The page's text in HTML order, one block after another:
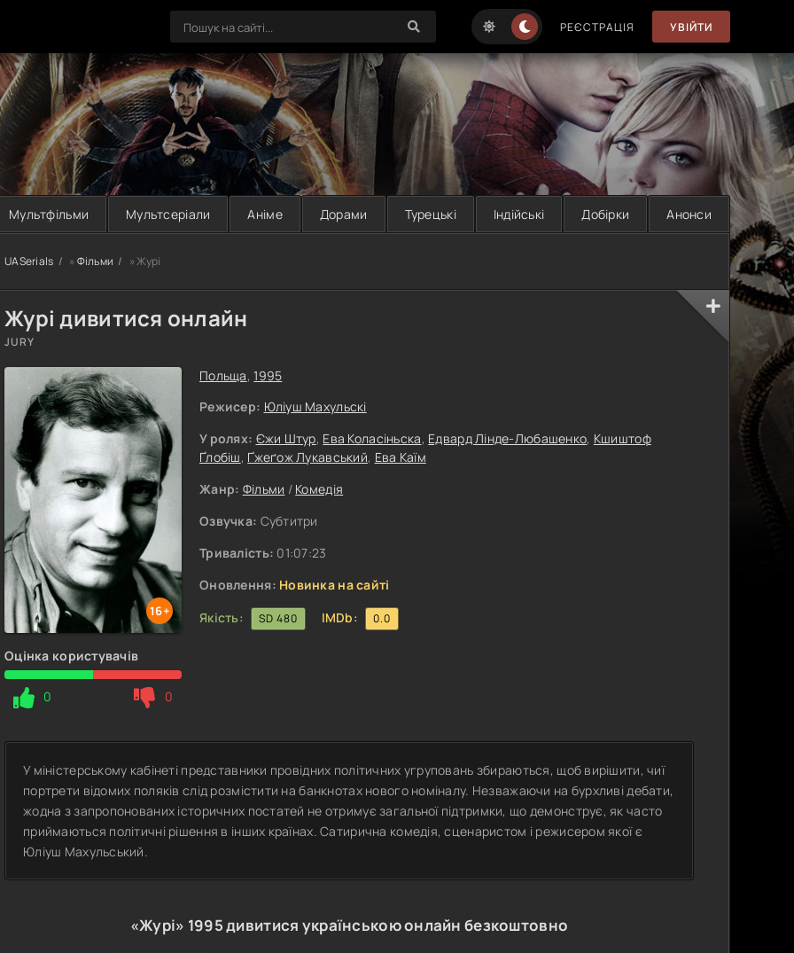
РЕЄСТРАЦІЯ УВІЙТИ
Мультфільми Мультсеріали Аніме Дорами Турецькі Індійські Добірки Анонси
UASerials » Фільми » Журі
Журі дивитися онлайн
JURY
16+
Оцінка користувачів
0 0
Польща,1995
Режисер: Юліуш Махульскі
У ролях: Єжи Штур, Ева Коласіньска, Едвард Лінде-Любашенко, Кшиштоф
Ґлобіш, Ґжеґож Лукавський, Ева Каїм
Жанр: Фільми / Комедія
Озвучка: Субтитри
Тривалість: 01:07:23
Оновлення: Новинка на сайті
Якість:
SD 480 IMDb: 0.0
У міністерському кабінеті представники провідних політичних угруповань збираються, щоб вирішити, чиї
портрети відомих поляків слід розмістити на банкнотах нового номіналу. Незважаючи на бурхливі дебати,
жодна з запропонованих історичних постатей не отримує загальної підтримки, що демонструє, як часто
приймаються політичні рішення в інших країнах. Сатирична комедія, сценаристом і режисером якої є
Юліуш Махульський.
«Журі» 1995дивитися українською онлайн безкоштовно